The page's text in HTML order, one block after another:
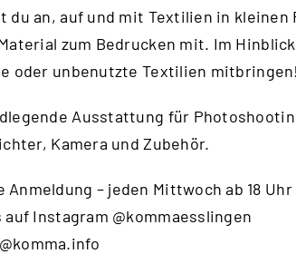
du an, auf und mit Textilien in
zum Bedrucken mit. Im
oder unbenutzte Textilien mitbringen!
Ausstattung für
Kamera und Zubehör.
Anmeldung – jeden Mittwoch ab 18
Instagram @kommaesslingen